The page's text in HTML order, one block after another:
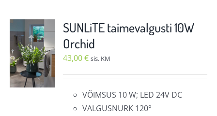
varianti.
Valikuid
saab
teha
tootelehel.
SUNLiTE taimevalgusti 10W
Orchid
43,00€ sis. KM
VÕIMSUS 10 W; LED 24V DC
VALGUSNURK 120°